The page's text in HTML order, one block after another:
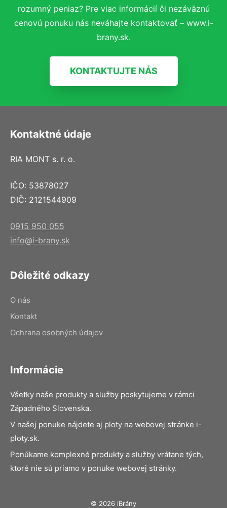
rozumný peniaz? Pre viac informácií či nezáväznú
cenovú ponuku nás neváhajte kontaktovať – www.i-
brany.sk.
KONTAKTUJTE NÁS
Kontaktné údaje
RIA MONT s. r. o.
IČO: 53878027
DIČ: 2121544909
0915 950 055
info@i-brany.sk
Dôležité odkazy
O nás
Kontakt
Ochrana osobných údajov
Informácie
Všetky naše produkty a služby poskytujeme v rámci
Západného Slovenska.
V našej ponuke nájdete aj ploty na webovej stránke i-
ploty.sk.
Ponúkame komplexné produkty a služby vrátane tých,
ktoré nie sú priamo v ponuke webovej stránky.
© 2026 iBrány